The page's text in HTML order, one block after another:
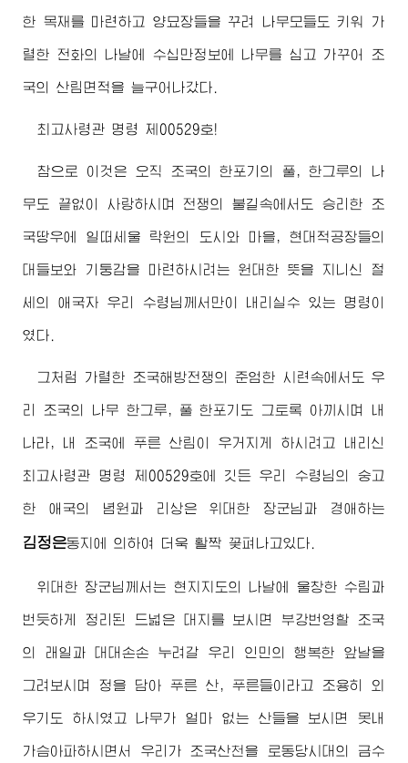
한 목재를 마련하고 양묘장들을 꾸려 나무모들도 키워 가
렬한 전화의 나날에 수십만정보에 나무를 심고 가꾸어 조
국의 산림면적을 늘구어나갔다.
최고사령관 명령 제00529호!
참으로 이것은 오직 조국의 한포기의 풀, 한그루의 나
무도 끝없이 사랑하시며 전쟁의 불길속에서도 승리한 조
국땅우에 일떠세울 락원의 도시와 마을, 현대적공장들의
대들보와 기둥감을 마련하시려는 원대한 뜻을 지니신 절
세의 애국자 우리 수령님께서 만이 내리실수 있는 명령이
였다.
그처럼 가렬한 조국해방전쟁의 준엄한 시련속에서도 우
리 조국의 나무 한그루, 풀 한포기도 그토록 아끼시며 내
나라, 내 조국에 푸른 산림이 우거지게 하시려고 내리신
최고사령관 명령 제00529호에 깃든 우리 수령님의 숭고
한 애국의 념원과 리상은위대한 장군님 과 경애하는
김정은동지 에 의하여 더욱 활짝 꽃펴나고있다.
위대한 장군님께서는 현지지도의 나날에 울창한 수림과
번듯하게 정리된 드넓은 대지를 보시면 부강번영할 조국
의 래일과 대대손손 누려갈 우리 인민의 행복한 앞날을
그려보시며 정을 담아 푸른 산, 푸른들이라고 조용히 외
우기도 하시였고 나무가 얼마 없는 산들을 보시면 못내
가슴아파하시면서 우리가 조국산천을 로동당시대의 금수